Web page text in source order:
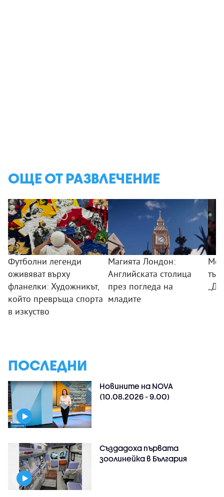
ОЩЕ ОТ РАЗВЛЕЧЕНИЕ
Футболни легенди
оживяват върху
фланелки: Художникът,
който превръща спорта
в изкуство
Магията Лондон:
Английската столица
през погледа на
младите
ПОСЛЕДНИ
Новините на NOVA
(10.08.2026 - 9.00)
Създадоха първата
зоолинейка в България